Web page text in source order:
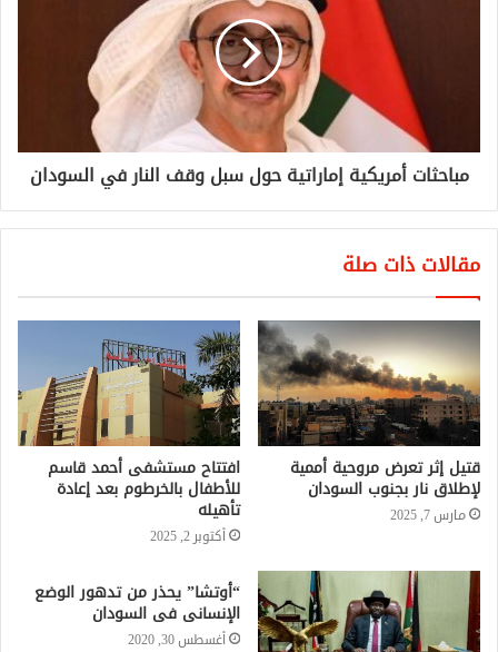
مباحثات أمريكية إماراتية حول سبل وقف النار في السودان
مقالات ذات صلة
قتيل إثر تعرض مروحية أممية
لإطلاق نار بجنوب السودان
مارس 7, 2025
افتتاح مستشفى أحمد قاسم
للأطفال بالخرطوم بعد إعادة
تأهيله
أكتوبر 2, 2025
“أوتشا” يحذر من تدهور الوضع
الإنسانى فى السودان
أغسطس 30, 2020